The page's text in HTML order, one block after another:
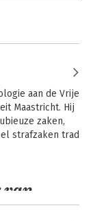
aan de Vrije
Maastricht. Hij
zaken,
strafzaken trad
van